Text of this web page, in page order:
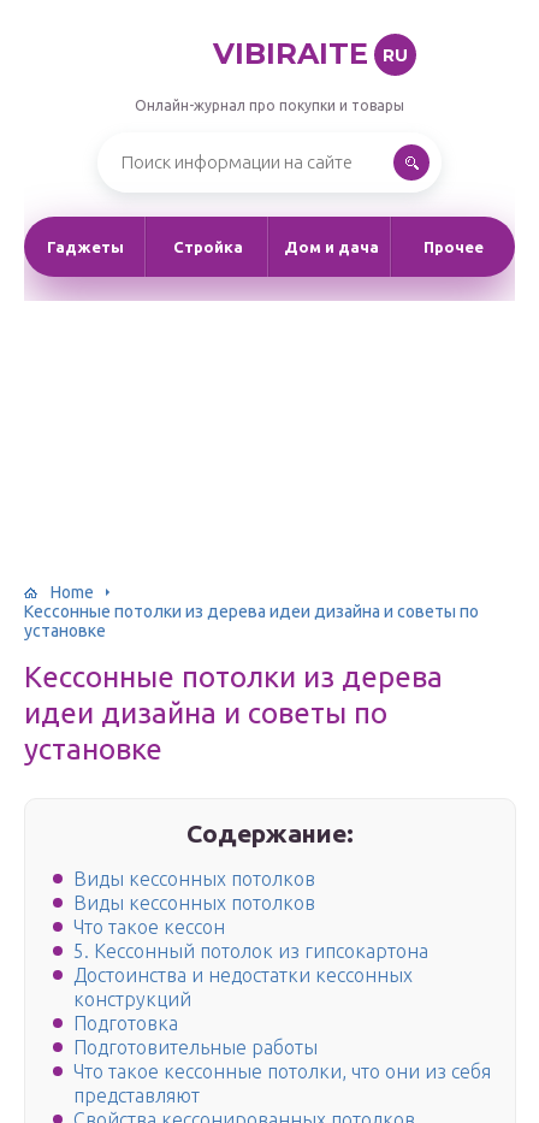
VIBIRAITE RU
Онлайн-журнал про покупки и товары
Гаджеты Стройка Дом и дача Прочее
Home
Кессонные потолки из дерева идеи дизайна и советы по
установке
Кессонные потолки из дерева
идеи дизайна и советы по
установке
Содержание:
Виды кессонных потолков
Виды кессонных потолков
Что такое кессон
5. Кессонный потолок из гипсокартона
Достоинства и недостатки кессонных
конструкций
Подготовка
Подготовительные работы
Что такое кессонные потолки, что они из себя
представляют